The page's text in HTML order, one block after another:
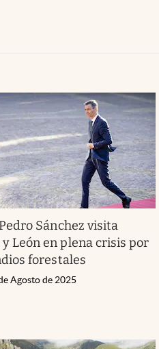
Pedro Sánchez visita
y León en plena crisis por
forestales
Agosto de 2025